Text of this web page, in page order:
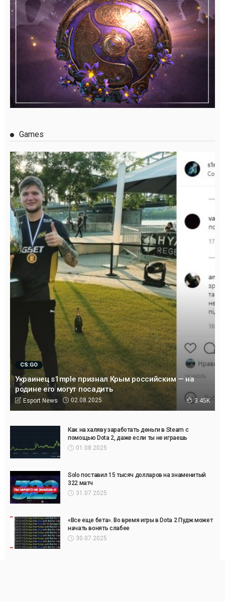
Games
CS:GO
Украинец s1mple признал Крым российским — на
родине его могут посадить
Esport News 02.08.2025 3.45K
Как на халяву заработать деньги в Steam с
помощью Dota 2, даже если ты не играешь
01.08.2025
Solo поставил 15 тысяч долларов на знаменитый
322 матч
31.07.2025
«Все еще бета». Во время игры в Dota 2 Пудж может
начать вонять слабее
30.07.2025